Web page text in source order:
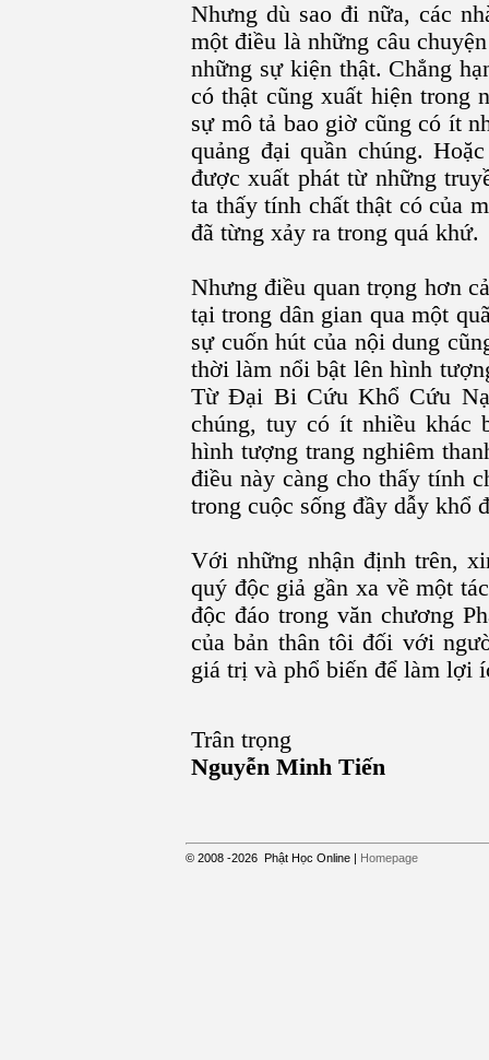
Nhưng dù sao đi nữa, các
một điều là những câu
những sự kiện thật. Chẳng
có thật cũng xuất hiện trong
sự mô tả bao giờ cũng có ít
quảng đại quần chúng.
được xuất phát từ những
ta thấy tính chất thật có của
đã từng xảy ra trong quá khứ.
Nhưng điều quan trọng hơn
tại trong dân gian qua một
sự cuốn hút của nội dung
thời làm nổi bật lên hình
Từ Đại Bi Cứu Khổ Cứu
chúng, tuy có ít nhiều khác
hình tượng trang nghiêm
điều này càng cho thấy tính
trong cuộc sống đầy dẫy khổ
Với những nhận định trên,
quý độc giả gần xa về một
độc đáo trong văn chương
của bản thân tôi đối với
giá trị và phổ biến để làm lợi
Trân trọng
Nguyễn Minh Tiến
© 2008 -2026 Phật Học Online | Homepage